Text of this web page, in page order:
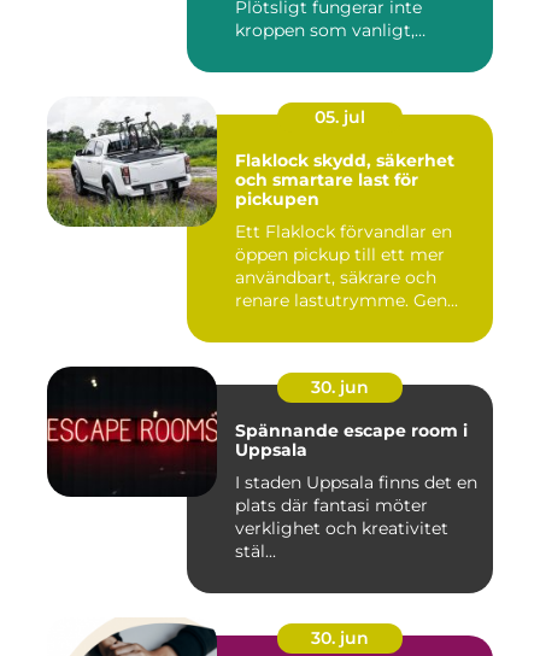
Plötsligt fungerar inte
kroppen som vanligt,
05. jul
Flaklock skydd, säkerhet
och smartare last för
pickupen
Ett Flaklock förvandlar en
öppen pickup till ett mer
användbart, säkrare och
renare lastutrymme. Gen...
30. jun
Spännande escape room i
Uppsala
I staden Uppsala finns det en
plats där fantasi möter
verklighet och kreativitet
stäl...
30. jun